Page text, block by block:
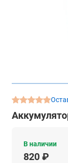
В наличии
820 ₽